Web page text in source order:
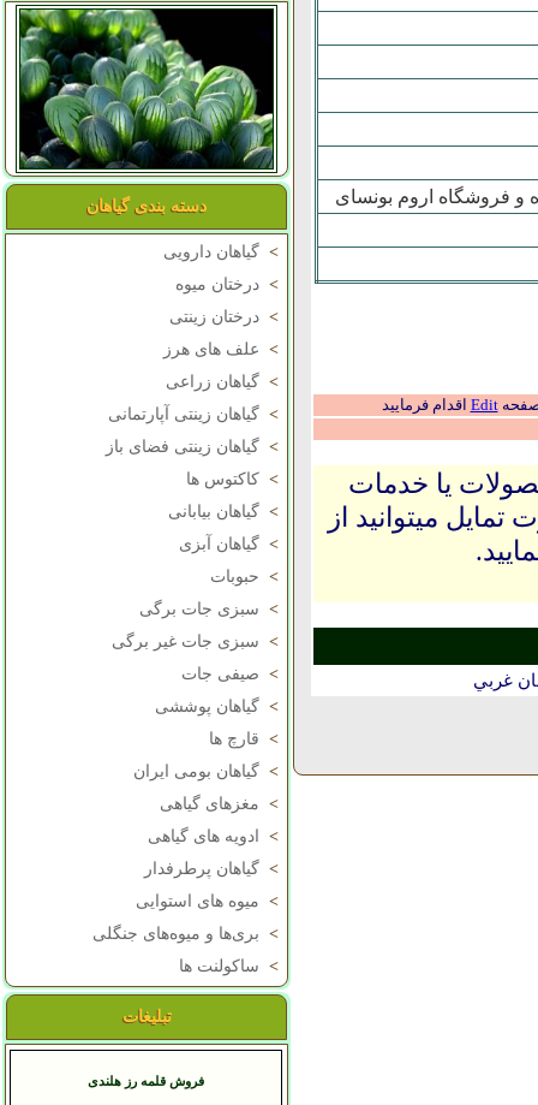
دسته بندی گیاهان
> گیاهان دارویی
> درختان میوه
> درختان زینتی
> علف های هرز
> گیاهان زراعی
> گیاهان زینتی آپارتمانی
> گیاهان زینتی فضای باز
> کاکتوس ها
> گیاهان بیابانی
> گیاهان آبزی
> حبوبات
> سبزی جات برگی
> سبزی جات غیر برگی
> صیفی جات
> گیاهان پوششی
> قارچ ها
> گیاهان بومی ایران
> مغزهای گیاهی
>
ادویه های گیاهی
> گیاهان پرطرفدار
> میوه های استوایی
> بری‌ها و میوه‌های جنگلی
> ساکولنت ها
تبلیغات
فروش قلمه رز هلندی
صفحهEdit اقدام فرمایید
یا خدمات
میتوانید از
غربي